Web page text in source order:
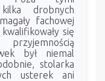
drobnych
fachowej
się
był niemal
stolarka
usterek ani